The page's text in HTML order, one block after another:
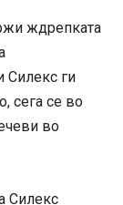
ждрепката
Силекс ги
сега се во
во
Силекс